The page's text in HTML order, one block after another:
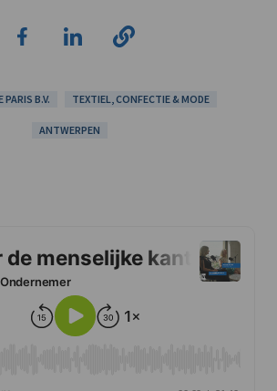
B.V. TEXTIEL, CONFECTIE & MODE
ANTWERPEN